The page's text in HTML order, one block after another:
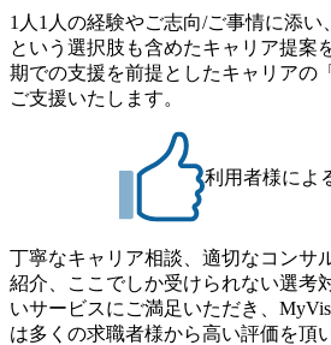
果、なりたいキャリアを反映できる
らえる ・シンプレクスというテクノ
るため、エンジニアの視点からも協
値提供できる ・デリバリー中心の案
心の案件もあり、個々の裁量や得意
げの立て方を選べる ここ1年で社員
今期18億円⇒来期30億円（いずれも
長中のファームである また、成長中
上司の近くで働けるチャンスも多い(
ィング・グループ出身者等 (https://
keto_kajita/)） 多様なメンバー、多様
自己成長機会が多く、新たなチャレ
も関わらず、外資系戦略コンサルテ
なるため、入居基準を満たす女性に
す。 住宅手当は、一般賃貸物件を従
定める金額を会社が支払います。 そ
による引っ越し費用は、会社が負担
(火) 19:00～20:00 2026年8月13日(木)
ている方を対象に、会社説明会を実
・【富山】半導体製造装置の生産エ
程の管理業務) ※主任候補・リーダ
導体製造装置の生産エンジニア(製造
※顔出しは不要です。ご質問頂く際
だければと存じます。
1人1人の経験やご志向/ご事情に添い
という選択肢も含めたキャリア提案
期での支援を前提としたキャリアの
ご支援いたします。
利用者様によ
丁寧なキャリア相談、適切なコンサ
紹介、ここでしか受けられない選考
いサービスにご満足いただき、
は多くの求職者様から高い評価を頂